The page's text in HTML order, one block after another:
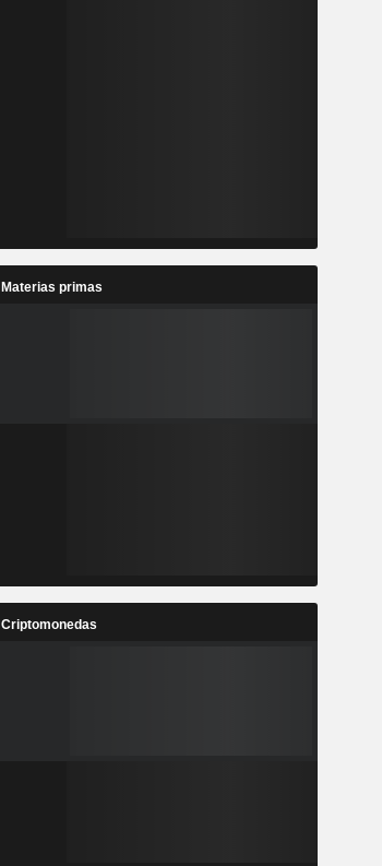
Materias primas
Criptomonedas